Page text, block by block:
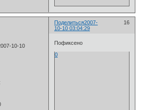
Поделиться 16
2007-
10-10 03:04:29
10-10
Пофиксено
0